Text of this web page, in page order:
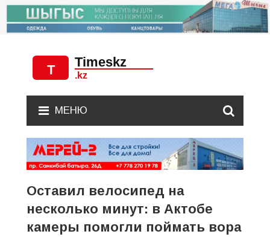
МЕНЮ
Оставил велосипед на
несколько минут: в Актобе
камеры помогли поймать вора